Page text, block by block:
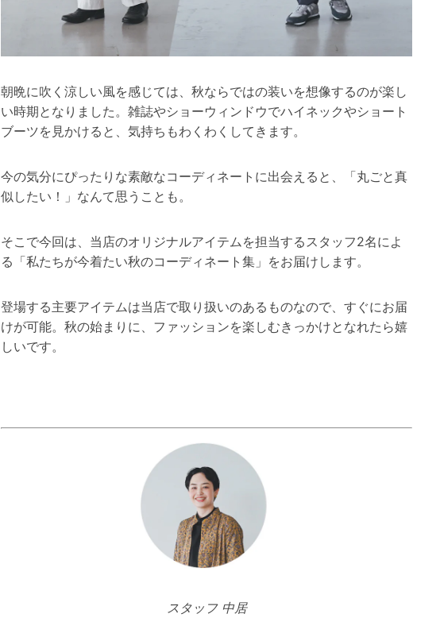
朝晩に吹く涼しい風を感じては、秋ならではの装いを想像するのが楽し
い時期となりました。雑誌やショーウィンドウでハイネックやショート
ブーツを見かけると、気持ちもわくわくしてきます。
今の気分にぴったりな素敵なコーディネートに出会えると、「丸ごと真
似したい！」なんて思うことも。
そこで今回は、当店のオリジナルアイテムを担当するスタッフ2名によ
る「私たちが今着たい秋のコーディネート集」をお届けします。
登場する主要アイテムは当店で取り扱いのあるものなので、すぐにお届
けが可能。秋の始まりに、ファッションを楽しむきっかけとなれたら嬉
しいです。
スタッフ 中居